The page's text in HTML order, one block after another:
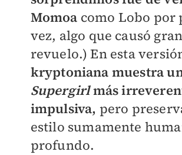
Momoa como Lobo por
vez, algo que causó gran
revuelo.) En esta
kryptoniana muestra
Supergirlmás
impulsiva, pero
estilo sumamente
profundo.